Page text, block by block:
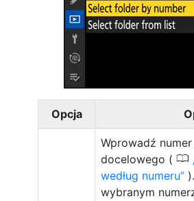
Opcja
Wprowadź
docelowego ( 0
według numeru
wybranym